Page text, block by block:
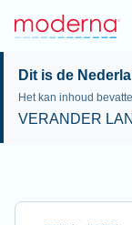
Dit is de
Het kan inhoud
VERANDER
Typ hier om te